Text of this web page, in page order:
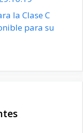
la Clase C
para su